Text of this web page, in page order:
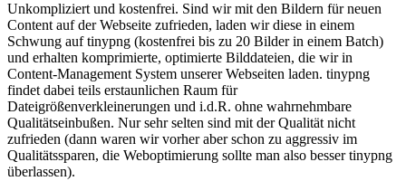
Unkompliziert und kostenfrei. Sind wir mit den Bildern für neuen
Content auf der Webseite zufrieden, laden wir diese in einem
Schwung auf tinypng (kostenfrei bis zu 20 Bilder in einem Batch)
und erhalten komprimierte, optimierte Bilddateien, die wir in
Content-Management System unserer Webseiten laden. tinypng
findet dabei teils erstaunlichen Raum für
Dateigrößenverkleinerungen und i.d.R. ohne wahrnehmbare
Qualitätseinbußen. Nur sehr selten sind mit der Qualität nicht
zufrieden (dann waren wir vorher aber schon zu aggressiv im
Qualitätssparen, die Weboptimierung sollte man also besser tinypng
überlassen).